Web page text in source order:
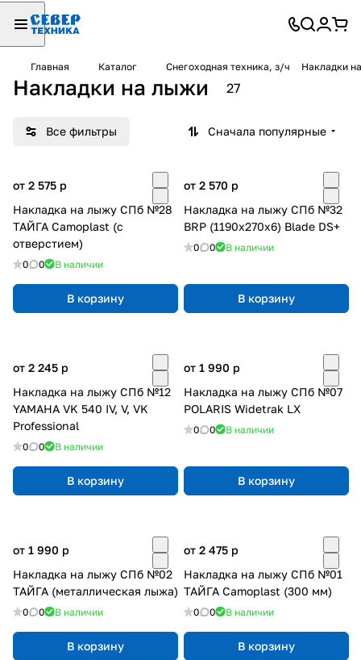
Главная Каталог Снегоходная техника, з/ч Накладки
Накладки на лыжи 27
Все фильтры Сначала популярные
от 2 575 p
Накладка на лыжу СПб №28
ТАЙГА Camoplast (с
отверстием)
0 0 В наличии
В корзину
от 2 570 p
Накладка на лыжу СПб №32
BRP (1190х270х6) Blade DS+
0 0 В наличии
В корзину
от 2 245 p
Накладка на лыжу СПб №12
YAMAHA VK 540 IV, V, VK
Professional
0 0 В наличии
В корзину
от 1 990 p
Накладка на лыжу СПб №07
POLARIS Widetrak LX
0 0 В наличии
В корзину
от 1 990 p
Накладка на лыжу СПб №02
ТАЙГА (металлическая лыжа)
0 0 В наличии
В корзину
от 2 475 p
Накладка на лыжу СПб №01
ТАЙГА Camoplast (300 мм)
0 0 В наличии
В корзину